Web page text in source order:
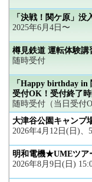
「決戦！関ケ原」没
2025年6月4日〜
樽見鉄道 運転体験講
随時受付
「Happy birthday in
受付OK！受付終了時
随時受付（当日受付
大津谷公園キャンプ
2026年4月12日(日)
明和電機★UMEツア
2026年8月9日(日)